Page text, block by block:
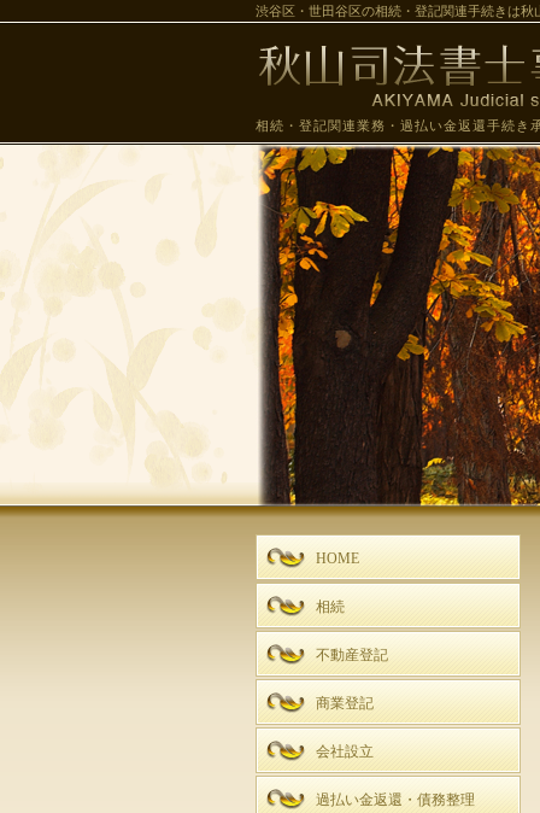
渋谷区・世田谷区の相続・登記関連手続きは秋
相続・登記関連業務・過払い金返還手続き
HOME
相続
不動産登記
商業登記
会社設立
過払い金返還・債務整理